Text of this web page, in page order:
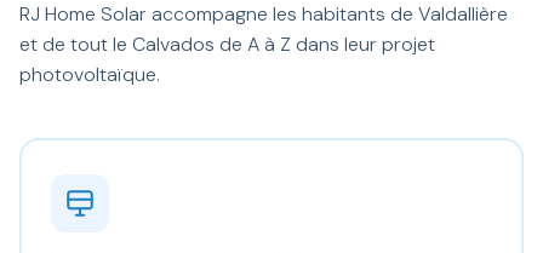
RJ Home Solar accompagne les habitants de Valdallière
et de tout le Calvados de A à Z dans leur projet
photovoltaïque.